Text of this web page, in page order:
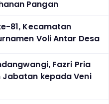
Pangan
81, Kecamatan
Voli Antar Desa
Fazri Pria
Jabatan kepada Veni